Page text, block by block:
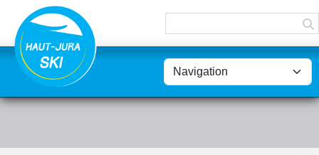
Panneau de gestion des cookies